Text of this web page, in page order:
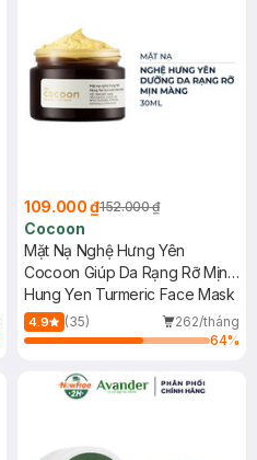
109.000 ₫152.000 ₫
Cocoon
Mặt Nạ Nghệ Hưng Yên
Cocoon Giúp Da Rạng Rỡ Mịn
Màng 30ml
Hung Yen Turmeric Face Mask
4.9 (35)
262/tháng
64%